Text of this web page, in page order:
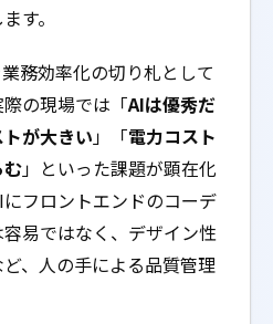
す。
務効率化の切り札として
の現場では「AIは優秀だ
が大きい」「電力コスト
」といった課題が顕在化
フロントエンドのコーデ
易ではなく、デザイン性
、人の手による品質管理